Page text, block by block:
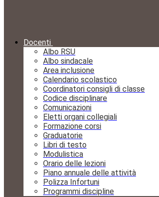
Docenti
Albo RSU
Albo sindacale
Area inclusione
Calendario scolastico
Coordinatori consigli di classe
Codice disciplinare
Comunicazioni
Eletti organi collegiali
Formazione corsi
Graduatorie
Libri di testo
Modulistica
Orario delle lezioni
Piano annuale delle attività
Polizza Infortuni
Programmi discipline